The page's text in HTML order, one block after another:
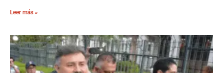
Leer más »